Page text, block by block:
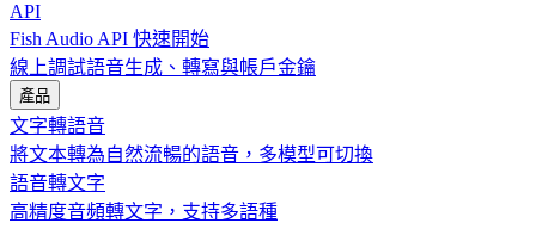
API
Fish Audio API 快速開始
線上調試語音生成、轉寫與帳戶金鑰
產品
文字轉語音
將文本轉為自然流暢的語音，多模型可切換
語音轉文字
高精度音頻轉文字，支持多語種